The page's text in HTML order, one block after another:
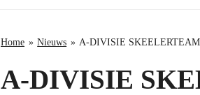
Home » Nieuws » A-DIVISIE
A-DIVISIE